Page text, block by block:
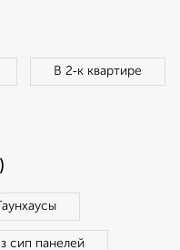
В 2‑к квартире
Таунхаусы
сип панелей